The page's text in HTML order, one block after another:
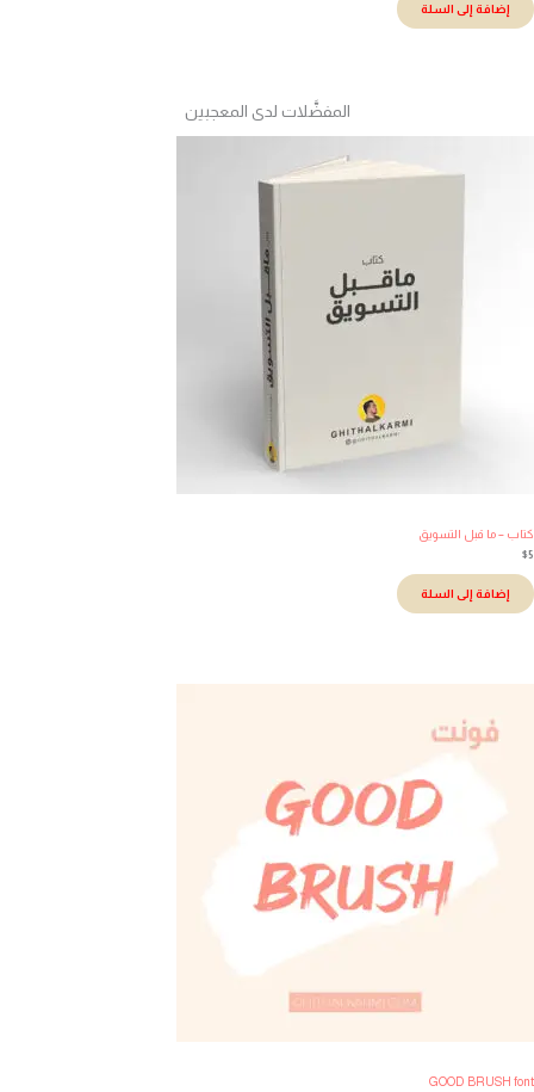
إضافة إلى السلة
المفضَّلات لدى المعجبين
– ما قبل التسويق
إضافة إلى السلة
GOOD BRUSH